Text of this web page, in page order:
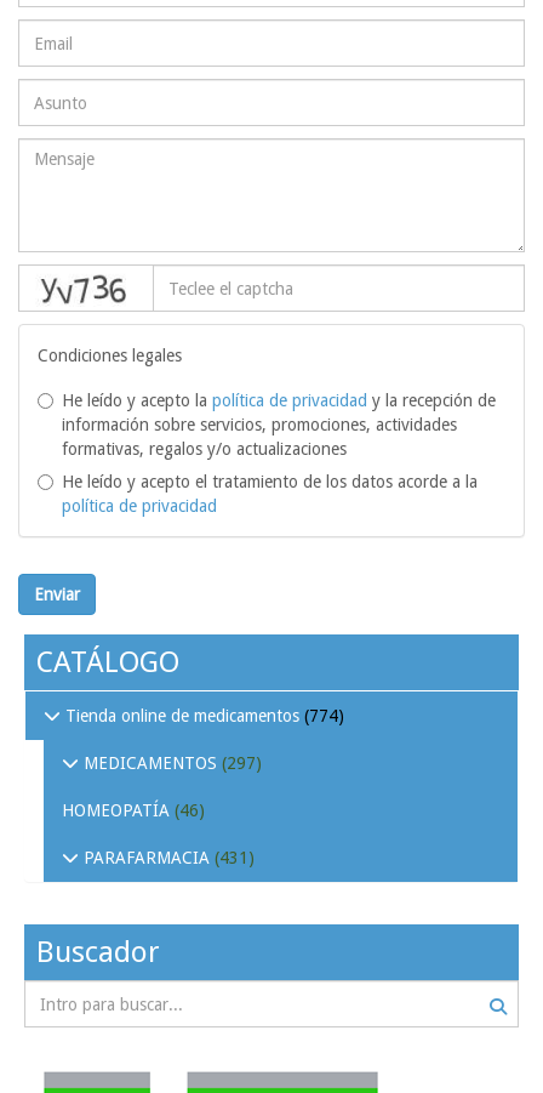
Condiciones legales
He leído y acepto la política de privacidad y la recepción de
información sobre servicios, promociones, actividades
formativas, regalos y/o actualizaciones
He leído y acepto el tratamiento de los datos acorde a la
política de privacidad
Enviar
CATÁLOGO
Tienda online de medicamentos (774)
MEDICAMENTOS (297)
HOMEOPATÍA (46)
PARAFARMACIA (431)
Buscador